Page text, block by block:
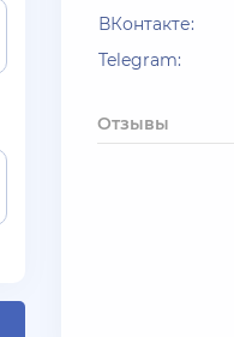
ВКонтакте:
Telegram:
Отзывы